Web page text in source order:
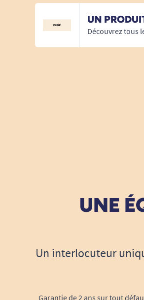
UN
Découvrez tous
UNE
Un interlocuteur
Garantie de 2 ans sur tout